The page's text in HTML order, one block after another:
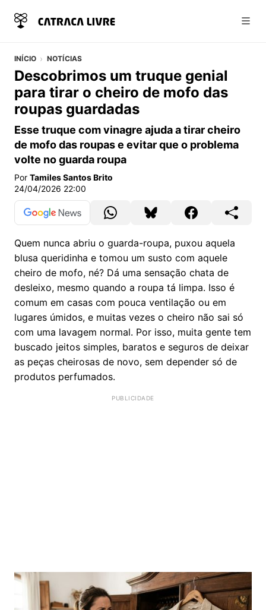
INÍCIO NOTÍCIAS
Descobrimos um truque genial
para tirar o cheiro de mofo das
roupas guardadas
Esse truque com vinagre ajuda a tirar cheiro
de mofo das roupas e evitar que o problema
volte no guarda roupa
Por Tamiles Santos Brito
24/04/2026 22:00
Quem nunca abriu o guarda-roupa, puxou aquela
blusa queridinha e tomou um susto com aquele
cheiro de mofo, né? Dá uma sensação chata de
desleixo, mesmo quando a roupa tá limpa. Isso é
comum em casas com pouca ventilação ou em
lugares úmidos, e muitas vezes o cheiro não sai só
com uma lavagem normal. Por isso, muita gente tem
buscado jeitos simples, baratos e seguros de deixar
as peças cheirosas de novo, sem depender só de
produtos perfumados.